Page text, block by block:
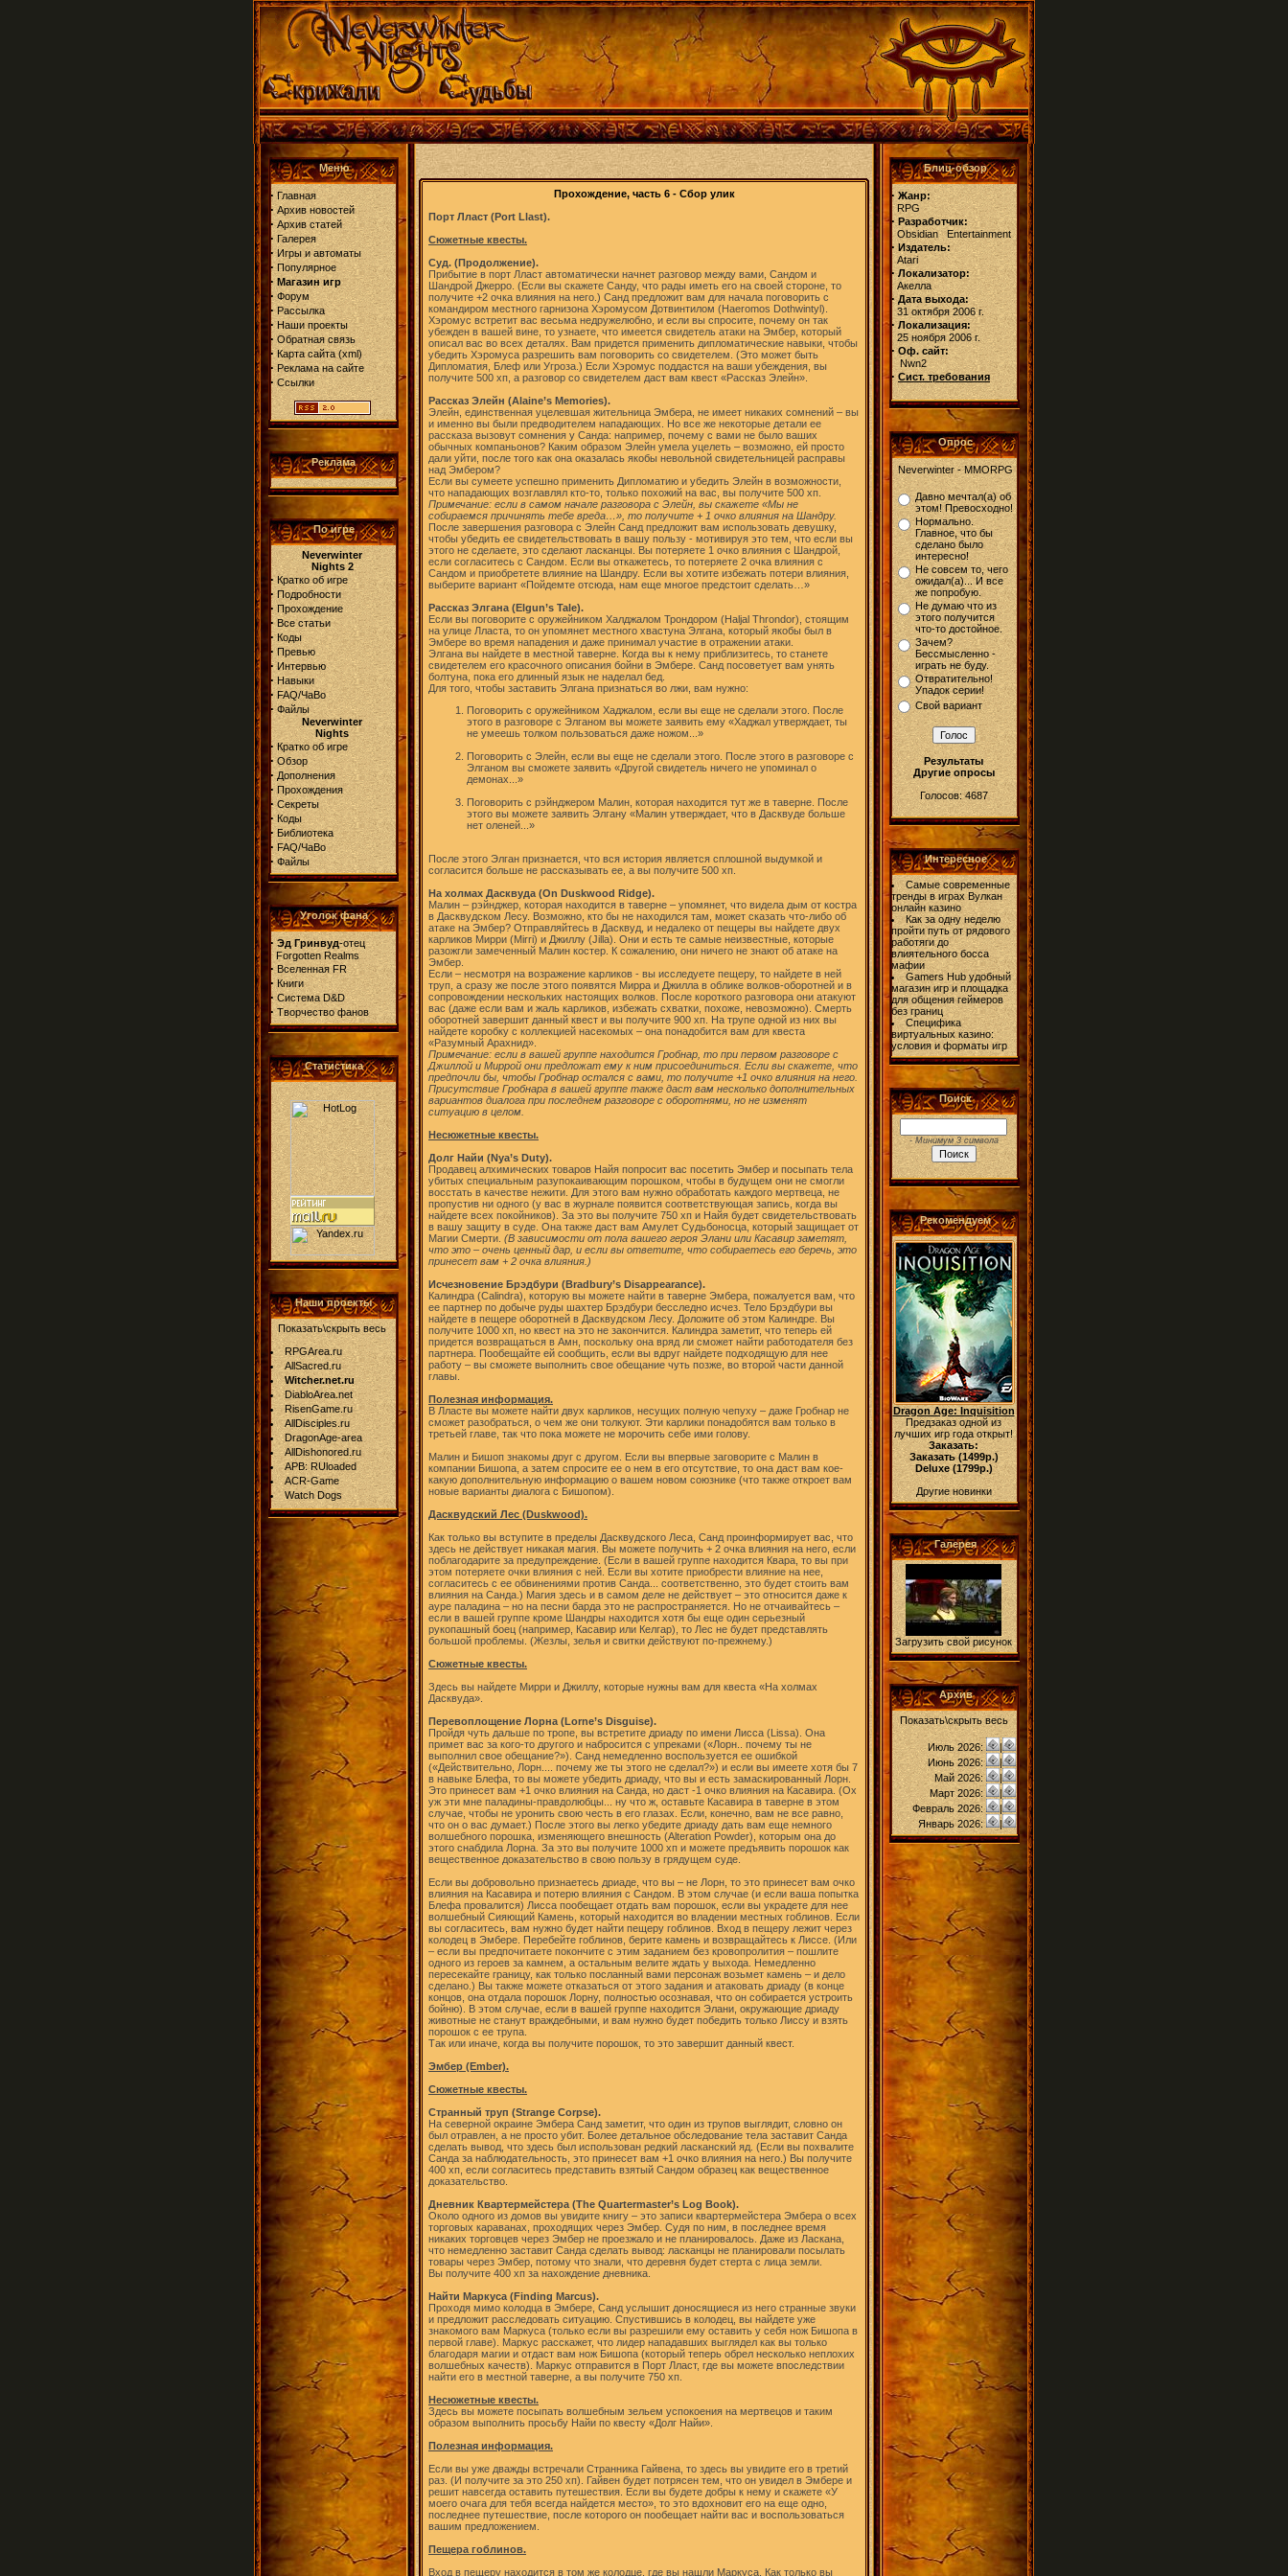
Меню
· Главная
· Архив новостей
· Архив статей
· Галерея
· Игры и автоматы
· Популярное
· Магазин игр
· Форум
· Рассылка
· Наши проекты
· Обратная связь
· Карта сайта(xml)
· Реклама на сайте
· Ссылки
Реклама
По игре
Neverwinter
Nights 2
· Кратко об игре
· Подробности
· Прохождение
· Все статьи
· Коды
· Превью
· Интервью
· Навыки
· FAQ/ЧаВо
· Файлы
Neverwinter
Nights
· Кратко об игре
· Обзор
· Дополнения
· Прохождения
· Секреты
· Коды
· Библиотека
· FAQ/ЧаВо
· Файлы
Уголок фана
· Эд Гринвуд-отец
Forgotten Realms
· Вселенная FR
· Книги
· Система D&D
· Творчество фанов
Статистика
Наши проекты
Показать\скрыть весь
RPGArea.ru
AllSacred.ru
Witcher.net.ru
DiabloArea.net
RisenGame.ru
AllDisciples.ru
DragonAge-area
AllDishonored.ru
APB: RUloaded
ACR-Game
Watch Dogs
Прохождение, часть 6 - Сбор улик
Порт Лласт (Port Llast).
Сюжетные квесты.
Суд. (Продолжение).
Прибытие в порт Лласт автоматически начнет разговор между вами, Сандом и
Шандрой Джерро. (Если вы скажете Санду, что рады иметь его на своей стороне, то
получите +2 очка влияния на него.) Санд предложит вам для начала поговорить с
командиром местного гарнизона Хэромусом Дотвинтилом (Haeromos Dothwintyl).
Хэромус встретит вас весьма недружелюбно, и если вы спросите, почему он так
убежден в вашей вине, то узнаете, что имеется свидетель атаки на Эмбер, который
описал вас во всех деталях. Вам придется применить дипломатические навыки, чтобы
убедить Хэромуса разрешить вам поговорить со свидетелем. (Это может быть
Дипломатия, Блеф или Угроза.) Если Хэромус поддастся на ваши убеждения, вы
получите 500 хп, а разговор со свидетелем даст вам квест «Рассказ Элейн».
Рассказ Элейн (Alaine’s Memories).
Элейн, единственная уцелевшая жительница Эмбера, не имеет никаких сомнений – вы
и именно вы были предводителем нападающих. Но все же некоторые детали ее
рассказа вызовут сомнения у Санда: например, почему с вами не было ваших
обычных компаньонов? Каким образом Элейн умела уцелеть – возможно, ей просто
дали уйти, после того как она оказалась якобы невольной свидетельницей расправы
над Эмбером?
Если вы сумеете успешно применить Дипломатию и убедить Элейн в возможности,
что нападающих возглавлял кто-то, только похожий на вас, вы получите 500 хп.
Примечание: если в самом начале разговора с Элейн, вы скажете «Мы не
собираемся причинять тебе вреда…», то получите + 1 очко влияния на Шандру.
После завершения разговора с Элейн Санд предложит вам использовать девушку,
чтобы убедить ее свидетельствовать в вашу пользу - мотивируя это тем, что если вы
этого не сделаете, это сделают ласканцы. Вы потеряете 1 очко влияния с Шандрой,
если согласитесь с Сандом. Если вы откажетесь, то потеряете 2 очка влияния с
Сандом и приобретете влияние на Шандру. Если вы хотите избежать потери влияния,
выберите вариант «Пойдемте отсюда, нам еще многое предстоит сделать…»
Рассказ Элгана (Elgun’s Tale).
Если вы поговорите с оружейником Халджалом Трондором (Haljal Throndor), стоящим
на улице Лласта, то он упомянет местного хвастуна Элгана, который якобы был в
Эмбере во время нападения и даже принимал участие в отражении атаки.
Элгана вы найдете в местной таверне. Когда вы к нему приблизитесь, то станете
свидетелем его красочного описания бойни в Эмбере. Санд посоветует вам унять
болтуна, пока его длинный язык не наделал бед.
Для того, чтобы заставить Элгана признаться во лжи, вам нужно:
Поговорить с оружейником Хаджалом, если вы еще не сделали этого. После
этого в разговоре с Элганом вы можете заявить ему «Хаджал утверждает, ты
не умеешь толком пользоваться даже ножом...»
Поговорить с Элейн, если вы еще не сделали этого. После этого в разговоре с
Элганом вы сможете заявить «Другой свидетель ничего не упоминал о
демонах...»
Поговорить с рэйнджером Малин, которая находится тут же в таверне. После
этого вы можете заявить Элгану «Малин утверждает, что в Дасквуде больше
нет оленей...»
После этого Элган признается, что вся история является сплошной выдумкой и
согласится больше не рассказывать ее, а вы получите 500 хп.
На холмах Дасквуда (On Duskwood Ridge).
Малин – рэйнджер, которая находится в таверне – упомянет, что видела дым от костра
в Дасквудском Лесу. Возможно, кто бы не находился там, может сказать что-либо об
атаке на Эмбер? Отправляйтесь в Дасквуд, и недалеко от пещеры вы найдете двух
карликов Мирри (Mirri) и Джиллу (Jilla). Они и есть те самые неизвестные, которые
разожгли замеченный Малин костер. К сожалению, они ничего не знают об атаке на
Эмбер.
Если – несмотря на возражение карликов - вы исследуете пещеру, то найдете в ней
труп, а сразу же после этого появятся Мирра и Джилла в облике волков-оборотней и в
сопровождении нескольких настоящих волков. После короткого разговора они атакуют
вас (даже если вам и жаль карликов, избежать схватки, похоже, невозможно). Смерть
оборотней завершит данный квест и вы получите 900 хп. На трупе одной из них вы
найдете коробку с коллекцией насекомых – она понадобится вам для квеста
«Разумный Арахнид».
Примечание: если в вашей группе находится Гробнар, то при первом разговоре с
Джиллой и Миррой они предложат ему к ним присоединиться. Если вы скажете, что
предпочли бы, чтобы Гробнар остался с вами, то получите +1 очко влияния на него.
Присутствие Гробнара в вашей группе также даст вам несколько дополнительных
вариантов диалога при последнем разговоре с оборотнями, но не изменят
ситуацию в целом.
Несюжетные квесты.
Долг Найи (Nya’s Duty).
Продавец алхимических товаров Найя попросит вас посетить Эмбер и посыпать тела
убитых специальным разупокаивающим порошком, чтобы в будущем они не смогли
восстать в качестве нежити. Для этого вам нужно обработать каждого мертвеца, не
пропустив ни одного (у вас в журнале появится соответствующая запись, когда вы
найдете всех покойников). За это вы получите 750 хп и Найя будет свидетельствовать
в вашу защиту в суде. Она также даст вам Амулет Судьбоносца, который защищает от
Магии Смерти. (В зависимости от пола вашего героя Элани или Касавир заметят,
что это – очень ценный дар, и если вы ответите, что собираетесь его беречь, это
принесет вам + 2 очка влияния.)
Исчезновение Брэдбури (Bradbury’s Disappearance).
Калиндра (Calindra), которую вы можете найти в таверне Эмбера, пожалуется вам, что
ее партнер по добыче руды шахтер Брэдбури бесследно исчез. Тело Брэдбури вы
найдете в пещере оборотней в Дасквудском Лесу. Доложите об этом Калиндре. Вы
получите 1000 хп, но квест на это не закончится. Калиндра заметит, что теперь ей
придется возвращаться в Амн, поскольку она вряд ли сможет найти работодателя без
партнера. Пообещайте ей сообщить, если вы вдруг найдете подходящую для нее
работу – вы сможете выполнить свое обещание чуть позже, во второй части данной
главы.
Полезная информация.
В Лласте вы можете найти двух карликов, несущих полную чепуху – даже Гробнар не
сможет разобраться, о чем же они толкуют. Эти карлики понадобятся вам только в
третьей главе, так что пока можете не морочить себе ими голову.
Малин и Бишоп знакомы друг с другом. Если вы впервые заговорите с Малин в
компании Бишопа, а затем спросите ее о нем в его отсутствие, то она даст вам кое-
какую дополнительную информацию о вашем новом союзнике (что также откроет вам
новые варианты диалога с Бишопом).
Дасквудский Лес (Duskwood).
Как только вы вступите в пределы Дасквудского Леса, Санд проинформирует вас, что
здесь не действует никакая магия. Вы можете получить + 2 очка влияния на него, если
поблагодарите за предупреждение. (Если в вашей группе находится Квара, то вы при
этом потеряете очки влияния с ней. Если вы хотите приобрести влияние на нее,
согласитесь с ее обвинениями против Санда... соответственно, это будет стоить вам
влияния на Санда.) Магия здесь и в самом деле не действует – это относится даже к
ауре паладина – но на песни барда это не распространяется. Но не отчаивайтесь –
если в вашей группе кроме Шандры находится хотя бы еще один серьезный
рукопашный боец (например, Касавир или Келгар), то Лес не будет представлять
большой проблемы. (Жезлы, зелья и свитки действуют по-прежнему.)
Сюжетные квесты.
Здесь вы найдете Мирри и Джиллу, которые нужны вам для квеста «На холмах
Дасквуда».
Перевоплощение Лорна (Lorne’s Disguise).
Пройдя чуть дальше по тропе, вы встретите дриаду по имени Лисса (Lissa). Она
примет вас за кого-то другого и набросится с упреками («Лорн.. почему ты не
выполнил свое обещание?»). Санд немедленно воспользуется ее ошибкой
(«Действительно, Лорн.... почему же ты этого не сделал?») и если вы имеете хотя бы 7
в навыке Блефа, то вы можете убедить дриаду, что вы и есть замаскированный Лорн.
Это принесет вам +1 очко влияния на Санда, но даст -1 очко влияния на Касавира. (Ох
уж эти мне паладины-правдолюбцы... ну что ж, оставьте Касавира в таверне в этом
случае, чтобы не уронить свою честь в его глазах. Если, конечно, вам не все равно,
что он о вас думает.) После этого вы легко убедите дриаду дать вам еще немного
волшебного порошка, изменяющего внешность (Alteration Powder), которым она до
этого снабдила Лорна. За это вы получите 1000 хп и можете предъявить порошок как
вещественное доказательство в свою пользу в грядущем суде.
Если вы добровольно признаетесь дриаде, что вы – не Лорн, то это принесет вам очко
влияния на Касавира и потерю влияния с Сандом. В этом случае (и если ваша попытка
Блефа провалится) Лисса пообещает отдать вам порошок, если вы украдете для нее
волшебный Сияющий Камень, который находится во владении местных гоблинов. Если
вы согласитесь, вам нужно будет найти пещеру гоблинов. Вход в пещеру лежит через
колодец в Эмбере. Перебейте гоблинов, берите камень и возвращайтесь к Лиссе. (Или
– если вы предпочитаете покончите с этим заданием без кровопролития – пошлите
одного из героев за камнем, а остальным велите ждать у выхода. Немедленно
пересекайте границу, как только посланный вами персонаж возьмет камень – и дело
сделано.) Вы также можете отказаться от этого задания и атаковать дриаду (в конце
концов, она отдала порошок Лорну, полностью осознавая, что он собирается устроить
бойню). В этом случае, если в вашей группе находится Элани, окружающие дриаду
животные не станут враждебными, и вам нужно будет победить только Лиссу и взять
порошок с ее трупа.
Так или иначе, когда вы получите порошок, то это завершит данный квест.
Эмбер (Ember).
Сюжетные квесты.
Странный труп (Strange Corpse).
На северной окраине Эмбера Санд заметит, что один из трупов выглядит, словно он
был отравлен, а не просто убит. Более детальное обследование тела заставит Санда
сделать вывод, что здесь был использован редкий ласканский яд. (Если вы похвалите
Санда за наблюдательность, это принесет вам +1 очко влияния на него.) Вы получите
400 хп, если согласитесь представить взятый Сандом образец как вещественное
доказательство.
Дневник Квартермейстера (The Quartermaster’s Log Book).
Около одного из домов вы увидите книгу – это записи квартермейстера Эмбера о всех
торговых караванах, проходящих через Эмбер. Судя по ним, в последнее время
никаких торговцев через Эмбер не проезжало и не планировалось. Даже из Ласкана,
что немедленно заставит Санда сделать вывод: ласканцы не планировали посылать
товары через Эмбер, потому что знали, что деревня будет стерта с лица земли.
Вы получите 400 хп за нахождение дневника.
Найти Маркуса (Finding Marcus).
Проходя мимо колодца в Эмбере, Санд услышит доносящиеся из него странные звуки
и предложит расследовать ситуацию. Спустившись в колодец, вы найдете уже
знакомого вам Маркуса (только если вы разрешили ему оставить у себя нож Бишопа в
первой главе). Маркус расскажет, что лидер нападавших выглядел как вы только
благодаря магии и отдаст вам нож Бишопа (который теперь обрел несколько неплохих
волшебных качеств). Маркус отправится в Порт Лласт, где вы можете впоследствии
найти его в местной таверне, а вы получите 750 хп.
Несюжетные квесты.
Здесь вы можете посыпать волшебным зельем успокоения на мертвецов и таким
образом выполнить просьбу Найи по квесту «Долг Найи».
Полезная информация.
Если вы уже дважды встречали Странника Гайвена, то здесь вы увидите его в третий
раз. (И получите за это 250 хп). Гайвен будет потрясен тем, что он увидел в Эмбере и
решит навсегда оставить путешествия. Если вы будете добры к нему и скажете «У
моего очага для тебя всегда найдется место», то это вдохновит его на еще одно,
последнее путешествие, после которого он пообещает найти вас и воспользоваться
вашим предложением.
Пещера гоблинов.
Вход в пещеру находится в том же колодце, где вы нашли Маркуса. Как только вы
Блиц-обзор
· Жанр:
RPG
· Разработчик:
Obsidian Entertainment
· Издатель:
Atari
· Локализатор:
Акелла
· Дата выхода:
31 октября 2006 г.
· Локализация:
25 ноября 2006 г.
· Оф. сайт:
Nwn2
· Сист. требования
Опрос
Neverwinter - MMORPG
Давно мечтал(а) об
этом! Превосходно!
Нормально.
Главное, что бы
сделано было
интересно!
Не совсем то, чего
ожидал(а)... И все
же попробую.
Не думаю что из
этого получится
что-то достойное.
Зачем?
Бессмысленно -
играть не буду.
Отвратительно!
Упадок серии!
Свой вариант
Результаты
Другие опросы
Голосов: 4687
Интересное
Самые современные
тренды в играх Вулкан
онлайн казино
Как за одну неделю
пройти путь от рядового
работяги до
влиятельного босса
мафии
Gamers Hub удобный
магазин игр и площадка
для общения геймеров
без границ
Специфика
виртуальных казино:
условия и форматы игр
Поиск
- Минимум 3 символа
Рекомендуем
Dragon Age: Inquisition
Предзаказ одной из
лучших игр года открыт!
Заказать:
Заказать (1499р.)
Deluxe (1799р.)
Другие новинки
Галерея
Загрузить свой рисунок
Архив
Показать\скрыть весь
Июль 2026:
|
Июнь 2026:
|
Май 2026:
|
Март 2026:
|
Февраль 2026:
|
Январь 2026:
|